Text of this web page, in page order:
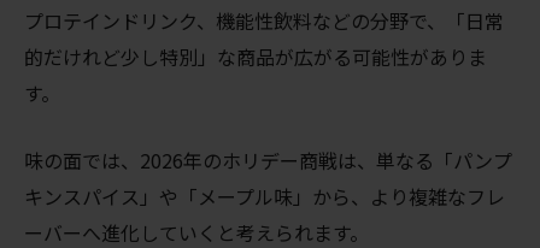
プロテインドリンク、機能性飲料などの分野で、「日常
的だけれど少し特別」な商品が広がる可能性がありま
す。
味の面では、2026年のホリデー商戦は、単なる「パンプ
キンスパイス」や「メープル味」から、より複雑なフレ
ーバーへ進化していくと考えられます。